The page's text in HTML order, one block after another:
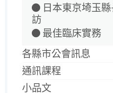
日本東京埼玉
訪
最佳臨床實務
各縣市公會訊息
通訊課程
小品文